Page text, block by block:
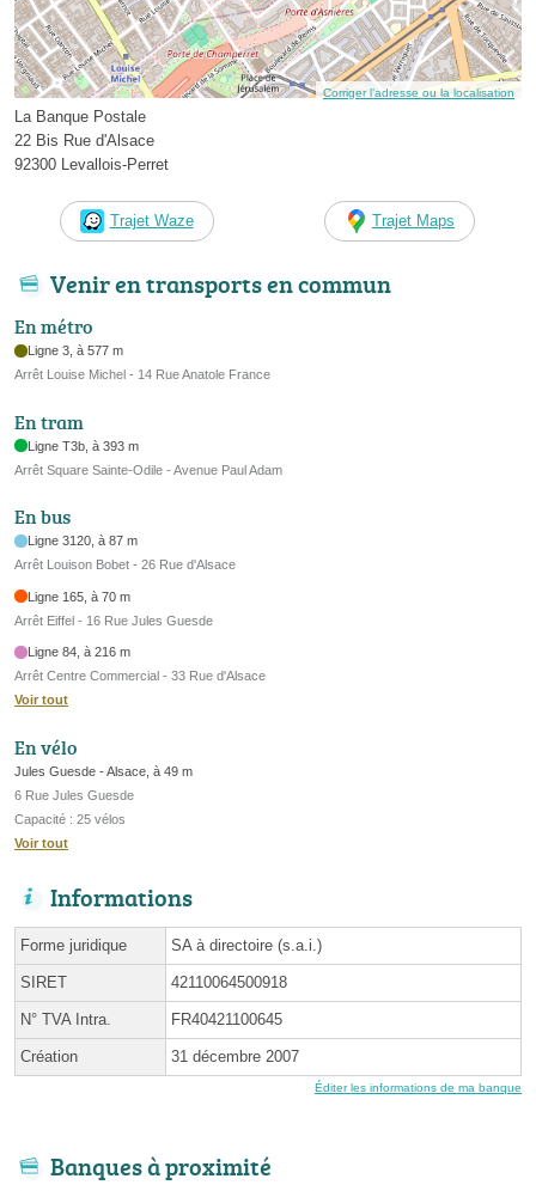
Corriger l’adresse ou la localisation
La Banque Postale
22 Bis Rue d'Alsace
92300 Levallois-Perret
Trajet Waze Trajet Maps
Venir en transports en commun
En métro
Ligne 3, à 577 m
Arrêt Louise Michel - 14 Rue Anatole France
En tram
Ligne T3b, à 393 m
Arrêt Square Sainte-Odile - Avenue Paul Adam
En bus
Ligne 3120, à 87 m
Arrêt Louison Bobet - 26 Rue d'Alsace
Ligne 165, à 70 m
Arrêt Eiffel - 16 Rue Jules Guesde
Ligne 84, à 216 m
Arrêt Centre Commercial - 33 Rue d'Alsace
Voir tout
En vélo
Jules Guesde - Alsace, à 49 m
6 Rue Jules Guesde
Capacité : 25 vélos
Voir tout
Informations
Forme juridique SA à directoire (s.a.i.)
SIRET 42110064500918
N° TVA Intra. FR40421100645
Création 31 décembre 2007
Éditer les informations de ma banque
Banques à proximité